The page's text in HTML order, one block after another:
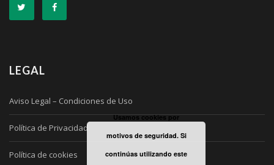
LEGAL
Aviso Legal – Condiciones de Uso
Política de Privacidad
Política de cookies
Usamos cookies por
motivos de seguridad. Si
continúas utilizando este